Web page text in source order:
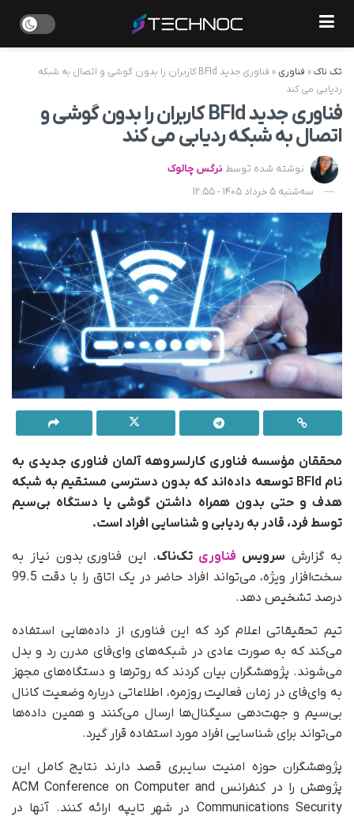
تک ناک» فناوری »
فناوری جدید BFId کاربران را بدون گوشی و اتصال به شبکه
ردیابی می‌ کند
فناوری جدید BFId کاربران را بدون گوشی و
اتصال به شبکه ردیابی می‌ کند
نوشته شده توسط نرگس چالوک
سه‌شنبه 5 خرداد 1405 - 12:55
محققان مؤسسه فناوری کارلسروهه آلمان فناوری جدیدی به
نام BFId توسعه داده‌اند که بدون دسترسی مستقیم به شبکه
هدف و حتی بدون همراه داشتن گوشی یا دستگاه بی‌سیم
توسط فرد، قادر به ردیابی و شناسایی افراد است.
به گزارش سرویس فناوریتک‌ناک، این فناوری بدون نیاز به
سخت‌افزار ویژه، می‌تواند افراد حاضر در یک اتاق را با دقت 99.5
درصد تشخیص دهد.
تیم تحقیقاتی اعلام کرد که این فناوری از داده‌هایی استفاده
می‌کند که به‌ صورت عادی در شبکه‌های وای‌فای مدرن رد و بدل
می‌شوند. پژوهشگران بیان کردند که روترها و دستگاه‌های مجهز
به وای‌فای در زمان فعالیت روزمره، اطلاعاتی درباره وضعیت کانال
بی‌سیم و جهت‌دهی سیگنال‌ها ارسال می‌کنند و همین داده‌ها
می‌تواند برای شناسایی افراد مورد استفاده قرار گیرد.
پژوهشگران حوزه امنیت سایبری قصد دارند نتایج کامل این
پژوهش را در کنفرانس ACM Conference on Computer and
Communications Security در شهر تایپه ارائه کنند. آنها در